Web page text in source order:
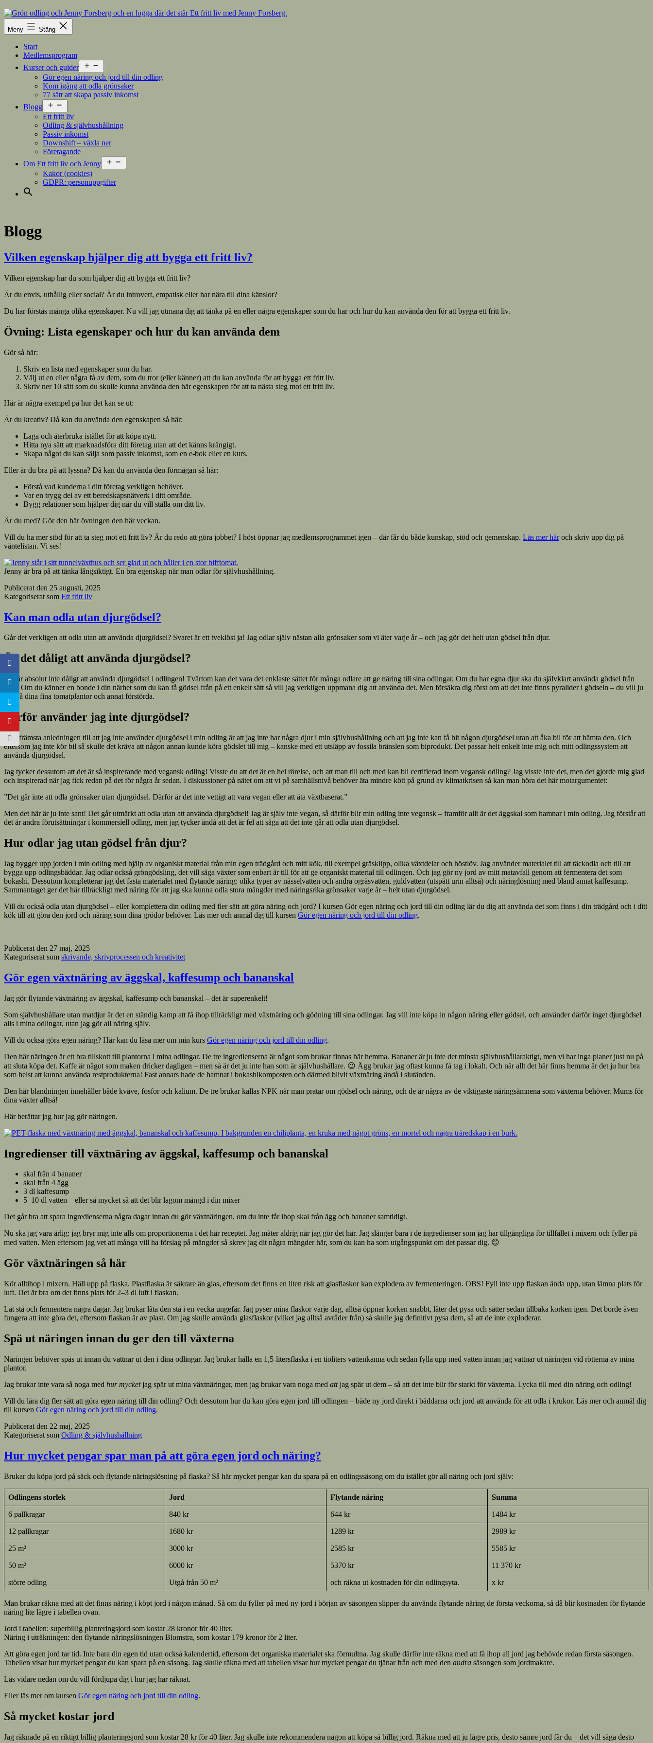
Hoppa
till
innehåll
Meny Stäng
Start
Medlemsprogram
Kurser och guider
meny
Gör egen näring och jord till din odling
Kom igång att odla grönsaker
77 sätt att skapa passiv inkomst
Blogg
meny
Ett fritt liv
Odling & självhushållning
Passiv inkomst
Downshift – växla ner
Företagande
Om Ett fritt liv och Jenny
meny
Kakor (cookies)
GDPR: personuppgifter
Blogg
Vilken egenskap hjälper dig att bygga ett fritt liv?
Vilken egenskap har du som hjälper dig att bygga ett fritt liv?
Är du envis, uthållig eller social? Är du introvert, empatisk eller har nära till dina känslor?
Du har förstås många olika egenskaper. Nu vill jag utmana dig att tänka på en eller några egenskaper som du har och hur du kan använda den för att bygga ett fritt liv.
Övning: Lista egenskaper och hur du kan använda dem
Gör så här:
Skriv en lista med egenskaper som du har.
Välj ut en eller några få av dem, som du tror (eller känner) att du kan använda för att bygga ett fritt liv.
Skriv ner 10 sätt som du skulle kunna använda den här egenskapen för att ta nästa steg mot ett fritt liv.
Här är några exempel på hur det kan se ut:
Är du kreativ? Då kan du använda den egenskapen så här:
Laga och återbruka istället för att köpa nytt.
Hitta nya sätt att marknadsföra ditt företag utan att det känns krängigt.
Skapa något du kan sälja som passiv inkomst, som en e-bok eller en kurs.
Eller är du bra på att lyssna? Då kan du använda den förmågan så här:
Förstå vad kunderna i ditt företag verkligen behöver.
Var en trygg del av ett beredskapsnätverk i ditt område.
Bygg relationer som hjälper dig när du vill ställa om ditt liv.
Är du med? Gör den här övningen den här veckan.
Vill du ha mer stöd för att ta steg mot ett fritt liv? Är du redo att göra jobbet? I höst öppnar jag medlemsprogrammet igen – där får du både kunskap, stöd och gemenskap. Läs mer häroch skriv upp dig på
väntelistan. Vi ses!
Jenny är bra på att tänka långsiktigt. En bra egenskap när man odlar för självhushållning.
Publicerat den 25 augusti, 2025
Kategoriserat som Ett fritt liv
Kan man odla utan djurgödsel?
Går det verkligen att odla utan att använda djurgödsel? Svaret är ett tveklöst ja! Jag odlar själv nästan alla grönsaker som vi äter varje år – och jag gör det helt utan gödsel från djur.
Är det dåligt att använda djurgödsel?
Det är absolut inte dåligt att använda djurgödsel i odlingen! Tvärtom kan det vara det enklaste sättet för många odlare att ge näring till sina odlingar. Om du har egna djur ska du självklart använda gödsel från
dem. Om du känner en bonde i din närhet som du kan få gödsel från på ett enkelt sätt så vill jag verkligen uppmana dig att använda det. Men försäkra dig först om att det inte finns pyralider i gödseln – du vill ju
inte få dina fina tomatplantor och annat förstörda.
Varför använder jag inte djurgödsel?
Den främsta anledningen till att jag inte använder djurgödsel i min odling är att jag inte har några djur i min självhushållning och att jag inte kan få hit någon djurgödsel utan att åka bil för att hämta den. Och
eftersom jag inte kör bil så skulle det kräva att någon annan kunde köra gödslet till mig – kanske med ett utsläpp av fossila bränslen som biprodukt. Det passar helt enkelt inte mig och mitt odlingssystem att
använda djurgödsel.
Jag tycker dessutom att det är så inspirerande med vegansk odling! Visste du att det är en hel rörelse, och att man till och med kan bli certifierad inom vegansk odling? Jag visste inte det, men det gjorde mig glad
och inspirerad när jag fick redan på det för några år sedan. I diskussioner på nätet om att vi på samhällsnivå behöver äta mindre kött på grund av klimatkrisen så kan man höra det här motargumentet:
”Det går inte att odla grönsaker utan djurgödsel. Därför är det inte vettigt att vara vegan eller att äta växtbaserat.”
Men det här är ju inte sant! Det går utmärkt att odla utan att använda djurgödsel! Jag är själv inte vegan, så därför blir min odling inte vegansk – framför allt är det äggskal som hamnar i min odling. Jag förstår att
det är andra förutsättningar i kommersiell odling, men jag tycker ändå att det är fel att säga att det inte går att odla utan djurgödsel.
Hur odlar jag utan gödsel från djur?
Jag bygger upp jorden i min odling med hjälp av organiskt material från min egen trädgård och mitt kök, till exempel gräsklipp, olika växtdelar och höstlöv. Jag använder materialet till att täckodla och till att
bygga upp odlingsbäddar. Jag odlar också gröngödsling, det vill säga växter som enbart är till för att ge organiskt material till odlingen. Och jag gör ny jord av mitt matavfall genom att fermentera det som
bokashi. Dessutom kompletterar jag det fasta materialet med flytande näring: olika typer av nässelvatten och andra ogräsvatten, guldvatten (utspätt urin alltså) och näringlösning med bland annat kaffesump.
Sammantaget ger det här tillräckligt med näring för att jag ska kunna odla stora mängder med näringsrika grönsaker varje år – helt utan djurgödsel.
Vill du också odla utan djurgödsel – eller komplettera din odling med fler sätt att göra näring och jord? I kursen Gör egen näring och jord till din odling lär du dig att använda det som finns i din trädgård och i ditt
kök till att göra den jord och näring som dina grödor behöver. Läs mer och anmäl dig till kursen Gör egen näring och jord till din odling.
Publicerat den 27 maj, 2025
Kategoriserat som skrivande, skrivprocessen och kreativitet
Gör egen växtnäring av äggskal, kaffesump och bananskal
Jag gör flytande växtnäring av äggskal, kaffesump och bananskal – det är superenkelt!
Som självhushållare utan matdjur är det en ständig kamp att få ihop tillräckligt med växtnäring och gödning till sina odlingar. Jag vill inte köpa in någon näring eller gödsel, och använder därför inget djurgödsel
alls i mina odlingar, utan jag gör all näring själv.
Vill du också göra egen näring? Här kan du läsa mer om min kurs Gör egen näring och jord till din odling.
Den här näringen är ett bra tillskott till plantorna i mina odlingar. De tre ingredienserna är något som brukar finnas här hemma. Bananer är ju inte det minsta självhushållaraktigt, men vi har inga planer just nu på
att sluta köpa det. Kaffe är något som maken dricker dagligen – men så är det ju inte han som är självhushållare. 😉 Ägg brukar jag oftast kunna få tag i lokalt. Och när allt det här finns hemma är det ju hur bra
som helst att kunna använda restprodukterna! Fast annars hade de hamnat i bokashikomposten och därmed blivit växtnäring ändå i slutänden.
Den här blandningen innehåller både kväve, fosfor och kalium. De tre brukar kallas NPK när man pratar om gödsel och näring, och de är några av de viktigaste näringsämnena som växterna behöver. Mums för
dina växter alltså!
Här berättar jag hur jag gör näringen.
Ingredienser till växtnäring av äggskal, kaffesump och bananskal
skal från 4 bananer
skal från 4 ägg
3 dl kaffesump
5–10 dl vatten – eller så mycket så att det blir lagom mängd i din mixer
Det går bra att spara ingredienserna några dagar innan du gör växtnäringen, om du inte får ihop skal från ägg och bananer samtidigt.
Nu ska jag vara ärlig: jag bryr mig inte alls om proportionerna i det här receptet. Jag mäter aldrig när jag gör det här. Jag slänger bara i de ingredienser som jag har tillgängliga för tillfället i mixern och fyller på
med vatten. Men eftersom jag vet att många vill ha förslag på mängder så skrev jag dit några mängder här, som du kan ha som utgångspunkt om det passar dig. 😊
Gör växtnäringen så här
Kör alltihop i mixern. Häll upp på flaska. Plastflaska är säkrare än glas, eftersom det finns en liten risk att glasflaskor kan explodera av fermenteringen. OBS! Fyll inte upp flaskan ända upp, utan lämna plats för
luft. Det är bra om det finns plats för 2–3 dl luft i flaskan.
Låt stå och fermentera några dagar. Jag brukar låta den stå i en vecka ungefär. Jag pyser mina flaskor varje dag, alltså öppnar korken snabbt, låter det pysa och sätter sedan tillbaka korken igen. Det borde även
fungera att inte göra det, eftersom flaskan är av plast. Om jag skulle använda glasflaskor (vilket jag alltså avråder från) så skulle jag definitivt pysa dem, så att de inte exploderar.
Spä ut näringen innan du ger den till växterna
Näringen behöver späs ut innan du vattnar ut den i dina odlingar. Jag brukar hälla en 1,5-litersflaska i en tioliters vattenkanna och sedan fylla upp med vatten innan jag vattnar ut näringen vid rötterna av mina
plantor.
Jag brukar inte vara så noga med hur mycketjag spär ut mina växtnäringar, men jag brukar vara noga med attjag spär ut dem – så att det inte blir för starkt för växterna. Lycka till med din näring och odling!
Vill du lära dig fler sätt att göra egen näring till din odling? Och dessutom hur du kan göra egen jord till odlingen – både ny jord direkt i bäddarna och jord att använda för att odla i krukor. Läs mer och anmäl dig
till kursen Gör egen näring och jord till din odling.
Publicerat den 22 maj, 2025
Kategoriserat som Odling & självhushållning
Hur mycket pengar spar man på att göra egen jord och näring?
Brukar du köpa jord på säck och flytande näringslösning på flaska? Så här mycket pengar kan du spara på en odlingssäsong om du istället gör all näring och jord själv:
Odlingens storlek Jord Flytande näring Summa
6 pallkragar 840 kr 644 kr 1484 kr
12 pallkragar 1680 kr 1289 kr 2989 kr
25 m² 3000 kr 2585 kr 5585 kr
50 m² 6000 kr 5370 kr 11 370 kr
större odling Utgå från 50 m² och räkna ut kostnaden för din odlingsyta. x kr
Man brukar räkna med att det finns näring i köpt jord i någon månad. Så om du fyller på med ny jord i början av säsongen slipper du använda flytande näring de första veckorna, så då blir kostnaden för flytande
näring lite lägre i tabellen ovan.
Jord i tabellen: superbillig planteringsjord som kostar 28 kronor för 40 liter.
Näring i uträkningen: den flytande näringslösningen Blomstra, som kostar 179 kronor för 2 liter.
Att göra egen jord tar tid. Inte bara din egen tid utan också kalendertid, eftersom det organiska materialet ska förmultna. Jag skulle därför inte räkna med att få ihop all jord jag behövde redan första säsongen.
Tabellen visar hur mycket pengar du kan spara på en säsong. Jag skulle räkna med att tabellen visar hur mycket pengar du tjänar från och med den andra säsongen som jordmakare.
Läs vidare nedan om du vill fördjupa dig i hur jag har räknat.
Eller läs mer om kursen Gör egen näring och jord till din odling.
Så mycket kostar jord
Jag räknade på en riktigt billig planteringsjord som kostar 28 kr för 40 liter. Jag skulle inte rekommendera någon att köpa så billig jord. Räkna med att ju lägre pris, desto sämre jord får du – det vill säga desto